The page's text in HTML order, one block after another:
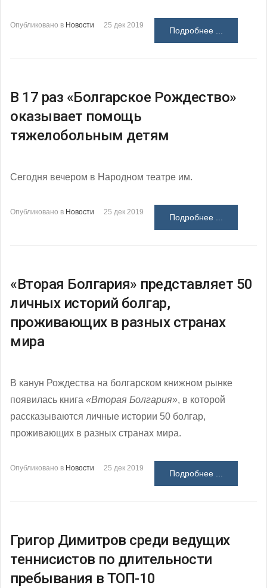
Опубликовано в Новости 25 дек 2019
Подробнее ...
В 17 раз «Болгарское Рождество»
оказывает помощь
тяжелобольным детям
Сегодня вечером в Народном театре им.
Опубликовано в Новости 25 дек 2019
Подробнее ...
«Вторая Болгария» представляет 50
личных историй болгар,
проживающих в разных странах
мира
В канун Рождества на болгарском книжном рынке
появилась книга «Вторая Болгария», в которой
рассказываются личные истории 50 болгар,
проживающих в разных странах мира.
Опубликовано в Новости 25 дек 2019
Подробнее ...
Григор Димитров среди ведущих
теннисистов по длительности
пребывания в ТОП-10